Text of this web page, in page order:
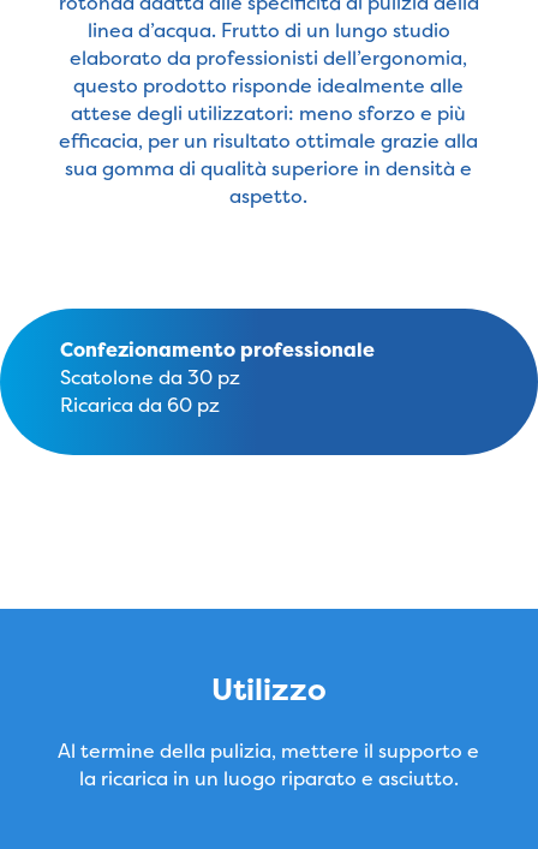
linea d’acqua. Frutto di un lungo studio
elaborato da professionisti dell’ergonomia,
questo prodotto risponde idealmente alle
attese degli utilizzatori: meno sforzo e più
efficacia, per un risultato ottimale grazie alla
sua gomma di qualità superiore in densità e
aspetto.
Confezionamento professionale
Scatolone da 30 pz
Ricarica da 60 pz
Utilizzo
Al termine della pulizia, mettere il supporto e
la ricarica in un luogo riparato e asciutto.